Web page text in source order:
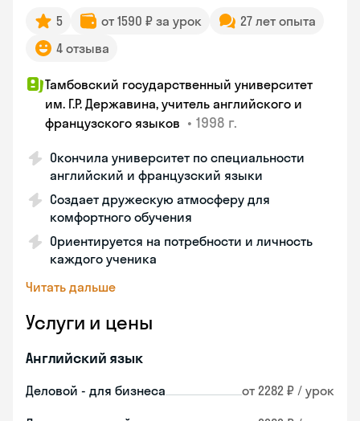
5 от 1590 ₽ за урок
27 лет опыта
4 отзыва
Тамбовский государственный университет
им. Г.Р. Державина, учитель английского и
французского языков • 1998 г.
Окончила университет по специальности
английский и французский языки
Создает дружескую атмосферу для
комфортного обучения
Ориентируется на потребности и личность
каждого ученика
Читать дальше
Услуги и цены
Английский язык
Деловой - для бизнеса от 2282 ₽ / урок